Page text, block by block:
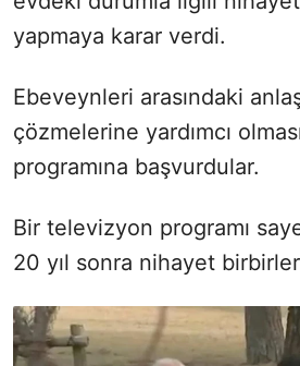
yapmaya karar verdi.
Ebeveynleri arasındaki
çözmelerine yardımcı
programına başvurdular.
Bir televizyon programı
20 yıl sonra nihayet